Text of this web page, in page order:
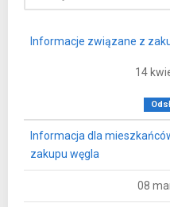
Informacje związane z
14
Informacja dla
zakupu węgla
08